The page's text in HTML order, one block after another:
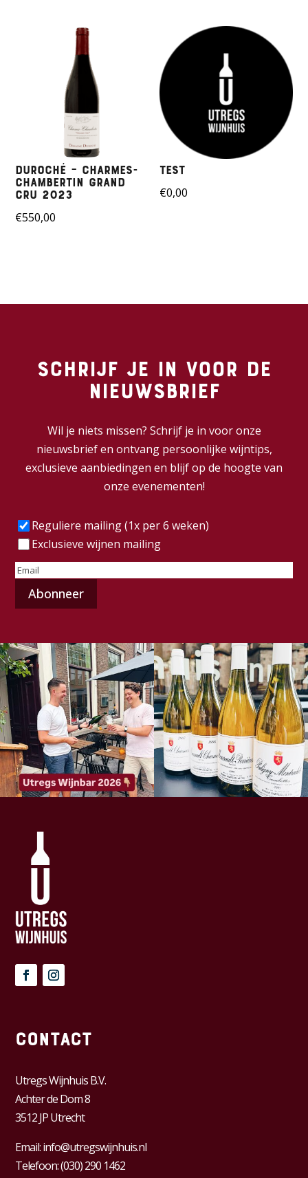
Duroché – Charmes-
Chambertin Grand
Cru 2023
€550,00
Test
€0,00
Schrijf je in voor de
nieuwsbrief
Wil je niets missen? Schrijf je in voor onze
nieuwsbrief en ontvang persoonlijke wijntips,
exclusieve aanbiedingen en blijf op de hoogte van
onze evenementen!
Frequentie(Vereist)
Reguliere mailing (1x per 6 weken)
Exclusieve wijnen mailing
E-
mailadres
Contact
Utregs Wijnhuis B.V.
Achter de Dom 8
3512 JP Utrecht
Email:info@utregswijnhuis.nl
Telefoon:(030) 290 1462